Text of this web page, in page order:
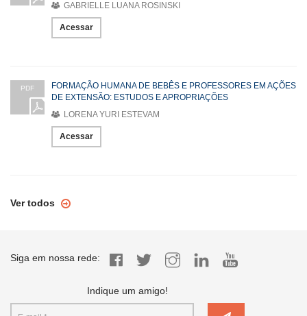
GABRIELLE LUANA ROSINSKI
Acessar
PDF
FORMAÇÃO HUMANA DE BEBÊS E PROFESSORES EM AÇÕES
DE EXTENSÃO: ESTUDOS E APROPRIAÇÕES
LORENA YURI ESTEVAM
Acessar
Ver todos
Siga em nossa rede:
Indique um amigo!